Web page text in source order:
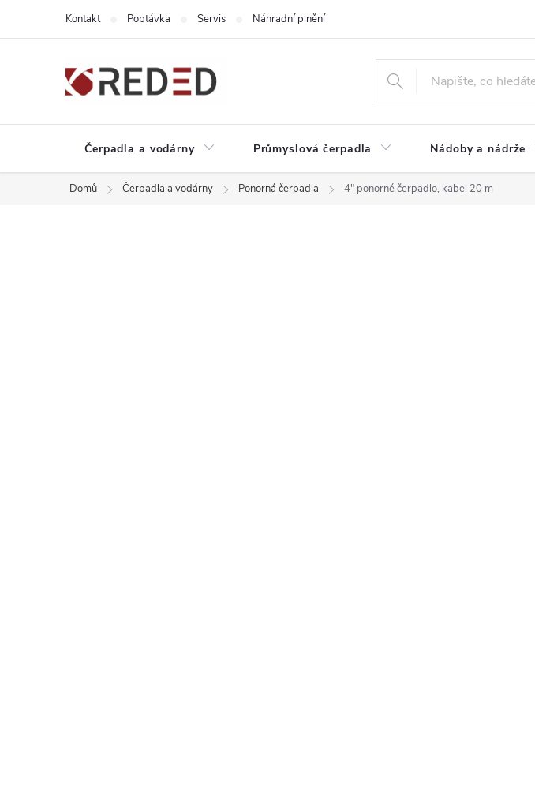
Kontakt Poptávka Servis Náhradní plnění
Čerpadla a vodárny Průmyslová čerpadla Nádoby a nádrže
Domů Čerpadla a vodárny Ponorná čerpadla 4" ponorné čerpadlo, kabel 20 m